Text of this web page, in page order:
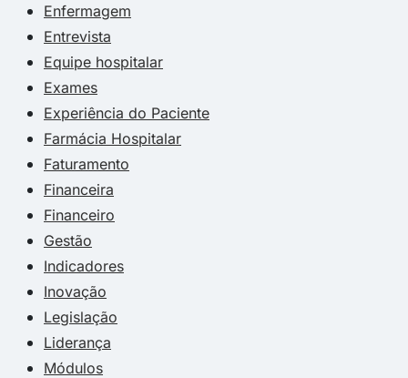
Enfermagem
Entrevista
Equipe hospitalar
Exames
Experiência do Paciente
Farmácia Hospitalar
Faturamento
Financeira
Financeiro
Gestão
Indicadores
Inovação
Legislação
Liderança
Módulos